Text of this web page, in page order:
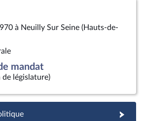
à Neuilly Sur Seine (Hauts-de-
mandat
législature)